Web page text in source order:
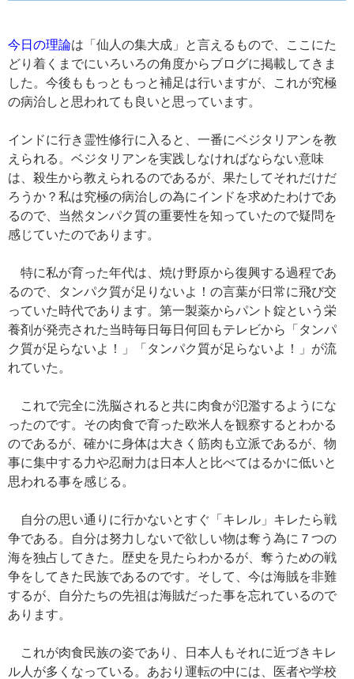
今日の理論は「仙人の集大成」と言えるもので、ここにた
どり着くまでにいろいろの角度からブログに掲載してきま
した。今後ももっともっと補足は行いますが、これが究極
の病治しと思われても良いと思っています。
インドに行き霊性修行に入ると、一番にベジタリアンを教
えられる。ベジタリアンを実践しなければならない意味
は、殺生から教えられるのであるが、果たしてそれだけだ
ろうか？私は究極の病治しの為にインドを求めたわけであ
るので、当然タンパク質の重要性を知っていたので疑問を
感じていたのであります。
特に私が育った年代は、焼け野原から復興する過程であ
るので、タンパク質が足りないよ！の言葉が日常に飛び交
っていた時代であります。第一製薬からパント錠という栄
養剤が発売された当時毎日毎日何回もテレビから「タンパ
ク質が足らないよ！」「タンパク質が足らないよ！」が流
れていた。
これで完全に洗脳されると共に肉食が氾濫するようにな
ったのです。その肉食で育った欧米人を観察するとわかる
のであるが、確かに身体は大きく筋肉も立派であるが、物
事に集中する力や忍耐力は日本人と比べてはるかに低いと
思われる事を感じる。
自分の思い通りに行かないとすぐ「キレル」キレたら戦
争である。自分は努力しないで欲しい物は奪う為に７つの
海を独占してきた。歴史を見たらわかるが、奪うための戦
争をしてきた民族であるのです。そして、今は海賊を非難
するが、自分たちの先祖は海賊だった事を忘れているので
あります。
これが肉食民族の姿であり、日本人もそれに近づきキレ
ル人が多くなっている。あおり運転の中には、医者や学校